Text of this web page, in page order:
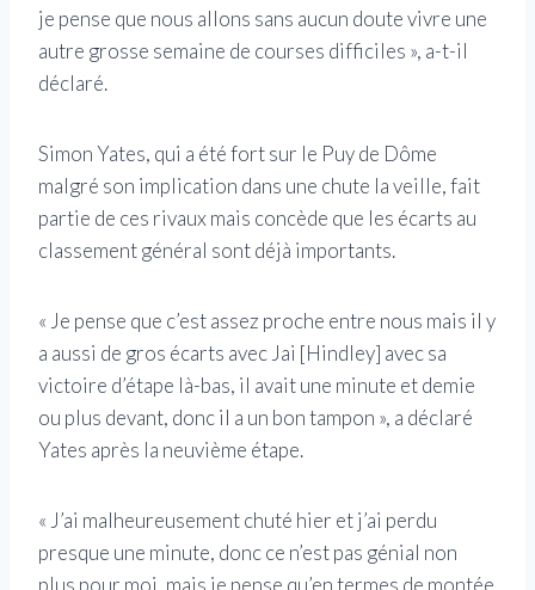
je pense que nous allons sans aucun doute vivre une
autre grosse semaine de courses difficiles », a-t-il
déclaré.
Simon Yates, qui a été fort sur le Puy de Dôme
malgré son implication dans une chute la veille, fait
partie de ces rivaux mais concède que les écarts au
classement général sont déjà importants.
« Je pense que c’est assez proche entre nous mais il y
a aussi de gros écarts avec Jai [Hindley] avec sa
victoire d’étape là-bas, il avait une minute et demie
ou plus devant, donc il a un bon tampon », a déclaré
Yates après la neuvième étape.
« J’ai malheureusement chuté hier et j’ai perdu
presque une minute, donc ce n’est pas génial non
plus pour moi, mais je pense qu’en termes de montée